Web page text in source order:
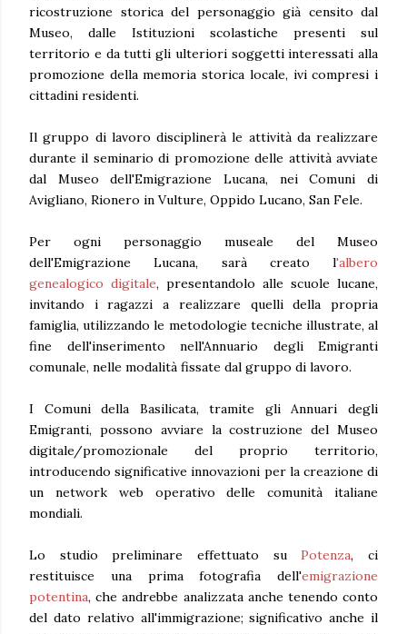
ricostruzione storica del personaggio già censito dal
Museo, dalle Istituzioni scolastiche presenti sul
territorio e da tutti gli ulteriori soggetti interessati alla
promozione della memoria storica locale, ivi compresi i
cittadini residenti.
Il gruppo di lavoro disciplinerà le attività da realizzare
durante il seminario di promozione delle attività avviate
dal Museo dell'Emigrazione Lucana, nei Comuni di
Avigliano, Rionero in Vulture, Oppido Lucano, San Fele.
Per ogni personaggio museale del Museo
dell'Emigrazione Lucana, sarà creato l'albero
genealogico digitale, presentandolo alle scuole lucane,
invitando i ragazzi a realizzare quelli della propria
famiglia, utilizzando le metodologie tecniche illustrate, al
fine dell'inserimento nell'Annuario degli Emigranti
comunale, nelle modalità fissate dal gruppo di lavoro.
I Comuni della Basilicata, tramite gli Annuari degli
Emigranti, possono avviare la costruzione del Museo
digitale/promozionale del proprio territorio,
introducendo significative innovazioni per la creazione di
un network web operativo delle comunità italiane
mondiali.
Lo studio preliminare effettuato suPotenza, ci
restituisce una prima fotografia dell'emigrazione
potentina, che andrebbe analizzata anche tenendo conto
del dato relativo all'immigrazione; significativo anche il